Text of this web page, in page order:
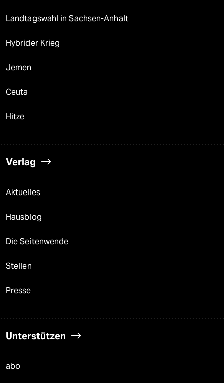
Landtagswahl in Sachsen-Anhalt
Hybrider Krieg
Jemen
Ceuta
Hitze
Verlag
Aktuelles
Hausblog
Die Seitenwende
Stellen
Presse
Unterstützen
abo